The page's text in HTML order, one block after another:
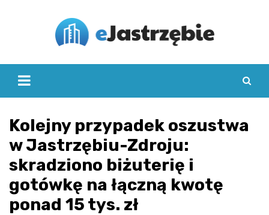
Kolejny przypadek oszustwa
w Jastrzębiu-Zdroju:
skradziono biżuterię i
gotówkę na łączną kwotę
ponad 15 tys. zł